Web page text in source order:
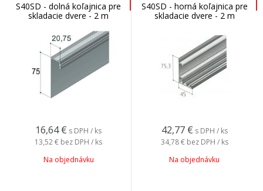
S40SD - dolná koľajnica pre
skladacie dvere - 2 m
16,64 € s DPH / ks
13,52 € bez DPH / ks
Na objednávku
S40SD - horná koľajnica pre
skladacie dvere - 2 m
42,77 € s DPH / ks
34,78 € bez DPH / ks
Na objednávku